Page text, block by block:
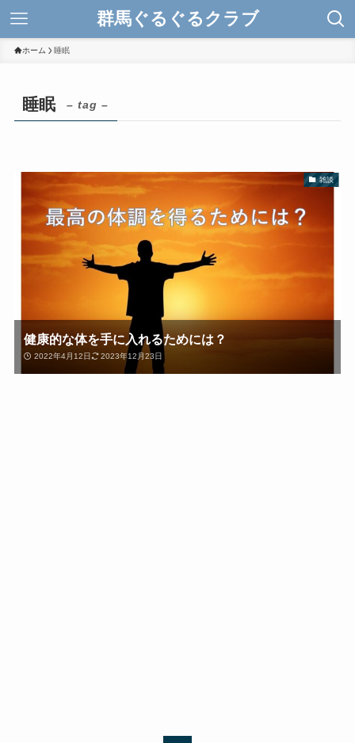
群馬ぐるぐるクラブ
ホーム 睡眠
睡眠 – tag –
雑談
健康的な体を手に入れるためには？
2022年4月12日 2023年12月23日